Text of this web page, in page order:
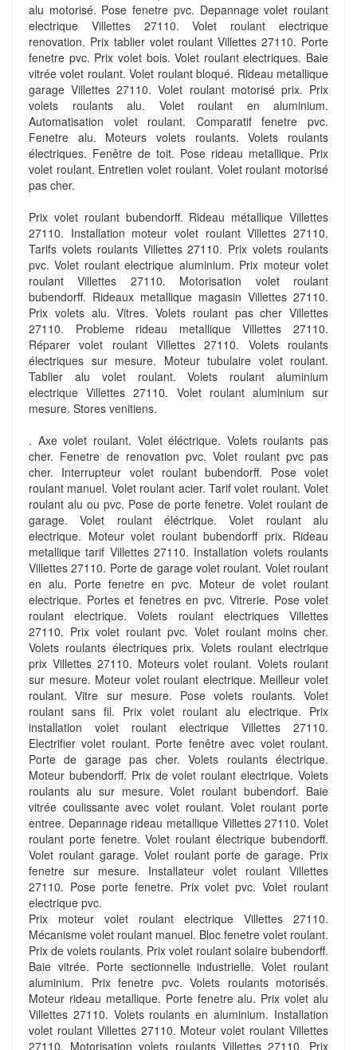
alu motorisé. Pose fenetre pvc. Depannage volet roulant
electrique Villettes 27110. Volet roulant electrique
renovation. Prix tablier volet roulant Villettes 27110. Porte
fenetre pvc. Prix volet bois. Volet roulant electriques. Baie
vitrée volet roulant. Volet roulant bloqué. Rideau metallique
garage Villettes 27110. Volet roulant motorisé prix. Prix
volets roulants alu. Volet roulant en aluminium.
Automatisation volet roulant. Comparatif fenetre pvc.
Fenetre alu. Moteurs volets roulants. Volets roulants
électriques. Fenêtre de toit. Pose rideau metallique. Prix
volet roulant. Entretien volet roulant. Volet roulant motorisé
pas cher.
Prix volet roulant bubendorff. Rideau métallique Villettes
27110. Installation moteur volet roulant Villettes 27110.
Tarifs volets roulants Villettes 27110. Prix volets roulants
pvc. Volet roulant electrique aluminium. Prix moteur volet
roulant Villettes 27110. Motorisation volet roulant
bubendorff. Rideaux metallique magasin Villettes 27110.
Prix volets alu. Vitres. Volets roulant pas cher Villettes
27110. Probleme rideau metallique Villettes 27110.
Réparer volet roulant Villettes 27110. Volets roulants
électriques sur mesure. Moteur tubulaire volet roulant.
Tablier alu volet roulant. Volets roulant aluminium
electrique Villettes 27110. Volet roulant aluminium sur
mesure. Stores venitiens.
. Axe volet roulant. Volet éléctrique. Volets roulants pas
cher. Fenetre de renovation pvc. Volet roulant pvc pas
cher. Interrupteur volet roulant bubendorff. Pose volet
roulant manuel. Volet roulant acier. Tarif volet roulant. Volet
roulant alu ou pvc. Pose de porte fenetre. Volet roulant de
garage. Volet roulant éléctrique. Volet roulant alu
electrique. Moteur volet roulant bubendorff prix. Rideau
metallique tarif Villettes 27110. Installation volets roulants
Villettes 27110. Porte de garage volet roulant. Volet roulant
en alu. Porte fenetre en pvc. Moteur de volet roulant
electrique. Portes et fenetres en pvc. Vitrerie. Pose volet
roulant electrique. Volets roulant electriques Villettes
27110. Prix volet roulant pvc. Volet roulant moins cher.
Volets roulants électriques prix. Volets roulant electrique
prix Villettes 27110. Moteurs volet roulant. Volets roulant
sur mesure. Moteur volet roulant electrique. Meilleur volet
roulant. Vitre sur mesure. Pose volets roulants. Volet
roulant sans fil. Prix volet roulant alu electrique. Prix
installation volet roulant electrique Villettes 27110.
Electrifier volet roulant. Porte fenêtre avec volet roulant.
Porte de garage pas cher. Volets roulants électrique.
Moteur bubendorff. Prix de volet roulant electrique. Volets
roulants alu sur mesure. Volet roulant bubendorf. Baie
vitrée coulissante avec volet roulant. Volet roulant porte
entree. Depannage rideau metallique Villettes 27110. Volet
roulant porte fenetre. Volet roulant électrique bubendorff.
Volet roulant garage. Volet roulant porte de garage. Prix
fenetre sur mesure. Installateur volet roulant Villettes
27110. Pose porte fenetre. Prix volet pvc. Volet roulant
electrique pvc.
Prix moteur volet roulant electrique Villettes 27110.
Mécanisme volet roulant manuel. Bloc fenetre volet roulant.
Prix de volets roulants. Prix volet roulant solaire bubendorff.
Baie vitrée. Porte sectionnelle industrielle. Volet roulant
aluminium. Prix fenetre pvc. Volets roulants motorisés.
Moteur rideau metallique. Porte fenetre alu. Prix volet alu
Villettes 27110. Volets roulants en aluminium. Installation
volet roulant Villettes 27110. Moteur volet roulant Villettes
27110. Motorisation volets roulants Villettes 27110. Prix